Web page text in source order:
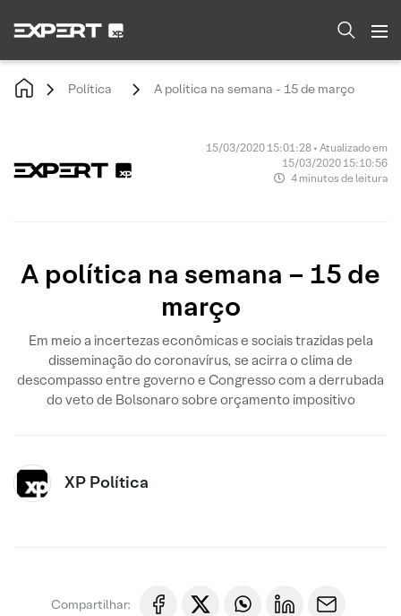
Política A política na semana - 15 de março
15/03/2020 15:01:28 • Atualizado em
15/03/2020 15:10:56
4 minutos de leitura
A política na semana – 15 de
março
Em meio a incertezas econômicas e sociais trazidas pela
disseminação do coronavírus, se acirra o clima de
descompasso entre governo e Congresso com a derrubada
do veto de Bolsonaro sobre orçamento impositivo
XP Política
Compartilhar: